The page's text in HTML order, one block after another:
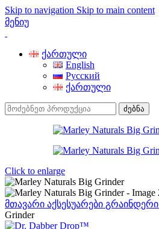
Skip to navigation Skip to main content
მენიუ
ქართული
English
Русский
ქართული
ძებნა
Click to enlarge
მთავარი აქსესუარები გრაინდერი
Grinder